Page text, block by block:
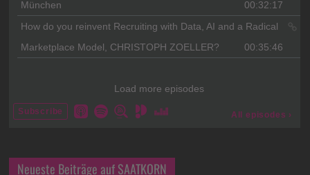
Neueste Beiträge auf SAATKORN